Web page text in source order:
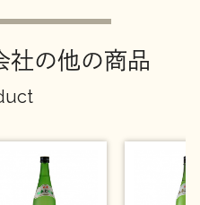
社の他の商品